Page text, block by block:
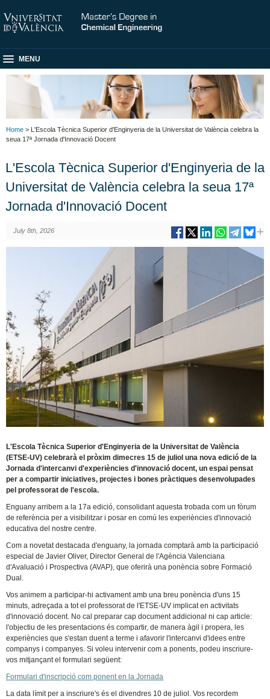
MENU
Home > L'Escola Tècnica Superior d'Enginyeria de la Universitat de València celebra la
seua 17ª Jornada d'Innovació Docent
L'Escola Tècnica Superior d'Enginyeria de la
Universitat de València celebra la seua 17ª
Jornada d'Innovació Docent
July 8th, 2026
L'Escola Tècnica Superior d'Enginyeria de la Universitat de València
(ETSE-UV) celebrarà el pròxim dimecres 15 de juliol una nova edició de la
Jornada d'intercanvi d'experiències d'innovació docent, un espai pensat
per a compartir iniciatives, projectes i bones pràctiques desenvolupades
pel professorat de l'escola.
Enguany arribem a la 17a edició, consolidant aquesta trobada com un fòrum
de referència per a visibilitzar i posar en comú les experiències d'innovació
educativa del nostre centre.
Com a novetat destacada d'enguany, la jornada comptarà amb la participació
especial de Javier Oliver, Director General de l'Agència Valenciana
d'Avaluació i Prospectiva (AVAP), que oferirà una ponència sobre Formació
Dual.
Vos animem a participar-hi activament amb una breu ponència d'uns 15
minuts, adreçada a tot el professorat de l'ETSE-UV implicat en activitats
d'innovació docent. No cal preparar cap document addicional ni cap article:
l'objectiu de les presentacions és compartir, de manera àgil i propera, les
experiències que s'estan duent a terme i afavorir l'intercanvi d'idees entre
companys i companyes. Si voleu intervenir com a ponents, podeu inscriure-
vos mitjançant el formulari següent:
Formulari d'inscripció com ponent en la Jornada
La data límit per a inscriure's és el divendres 10 de juliol. Vos recordem